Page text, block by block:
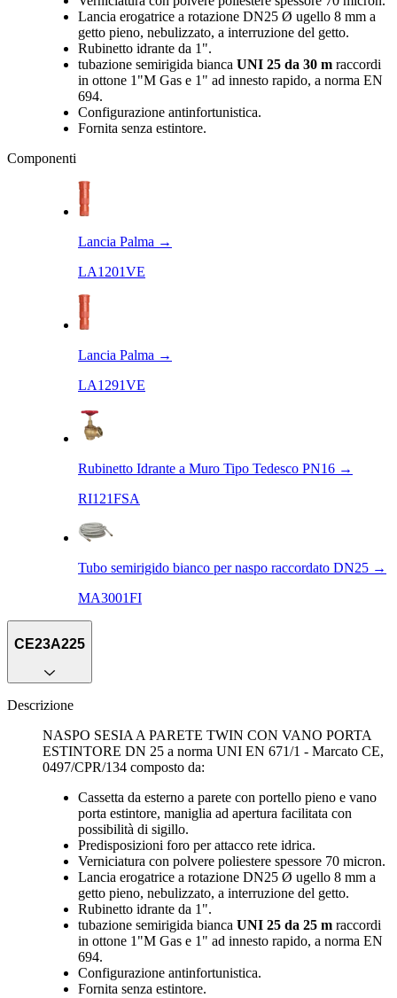
Lancia erogatrice a rotazione DN25 Ø ugello 8 mm a
getto pieno, nebulizzato, a interruzione del getto.
Rubinetto idrante da 1".
tubazione semirigida bianca UNI 25 da 30 m raccordi
in ottone 1"M Gas e 1" ad innesto rapido, a norma EN
694.
Configurazione antinfortunistica.
Fornita senza estintore.
Componenti
Lancia Palma →
LA1201VE
Lancia Palma →
LA1291VE
Rubinetto Idrante a Muro Tipo Tedesco PN16 →
RI121FSA
Tubo semirigido bianco per naspo raccordato DN25 →
MA3001FI
CE23A225
Descrizione
NASPO SESIA A PARETE TWIN CON VANO PORTA
ESTINTORE DN 25 a norma UNI EN 671/1 - Marcato CE,
0497/CPR/134 composto da:
Cassetta da esterno a parete con portello pieno e vano
porta estintore, maniglia ad apertura facilitata con
possibilità di sigillo.
Predisposizioni foro per attacco rete idrica.
Verniciatura con polvere poliestere spessore 70 micron.
Lancia erogatrice a rotazione DN25 Ø ugello 8 mm a
getto pieno, nebulizzato, a interruzione del getto.
Rubinetto idrante da 1".
tubazione semirigida bianca UNI 25 da 25 m raccordi
in ottone 1"M Gas e 1" ad innesto rapido, a norma EN
694.
Configurazione antinfortunistica.
Fornita senza estintore.